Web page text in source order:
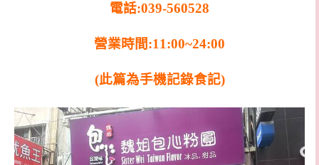
電話:039-560528
營業時間:11:00~24:00
(此篇為手機記錄食記)